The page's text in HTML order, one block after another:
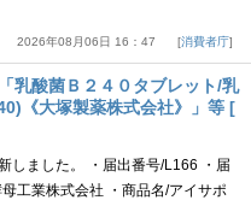
2026年08月06日 16：47 消費者庁
乳酸菌Ｂ２４０タブレット/乳
《大塚製薬株式会社》」等 [
しました。 ・届出番号/L166 ・届
工業株式会社 ・商品名/アイサポ